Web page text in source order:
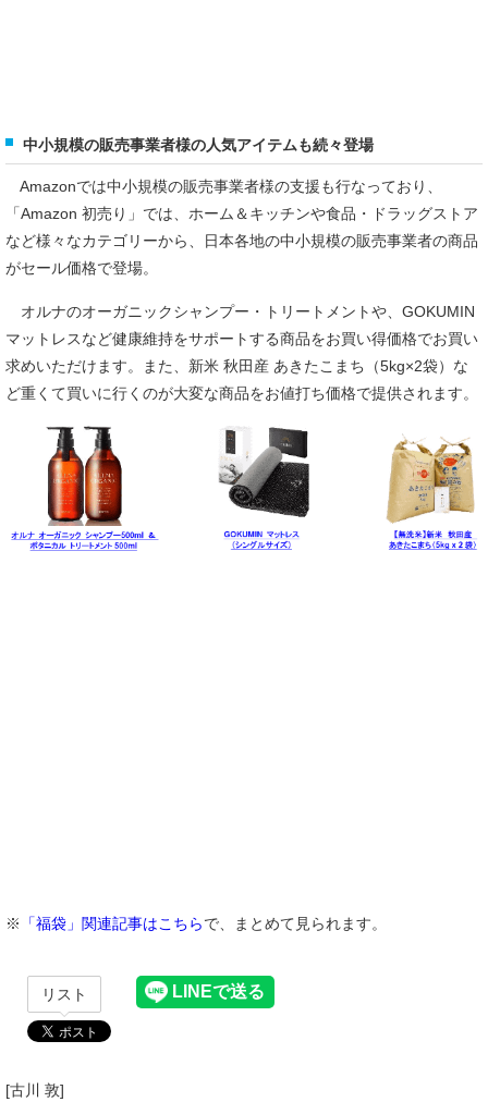
中小規模の販売事業者様の人気アイテムも続々登場
Amazonでは中小規模の販売事業者様の支援も行なっており、
「Amazon 初売り」では、ホーム＆キッチンや食品・ドラッグストア
など様々なカテゴリーから、日本各地の中小規模の販売事業者の商品
がセール価格で登場。
オルナのオーガニックシャンプー・トリートメントや、GOKUMIN
マットレスなど健康維持をサポートする商品をお買い得価格でお買い
求めいただけます。また、新米 秋田産 あきたこまち（5kg×2袋）な
ど重くて買いに行くのが大変な商品をお値打ち価格で提供されます。
※ 「福袋」関連記事はこちらで、まとめて見られます。
リスト
[古川 敦]